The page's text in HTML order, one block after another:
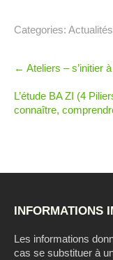
Categories: Actualités
Post
navigation
← Ateliers – s’initier
L’étude BA ZI (4
connaître,
INFORMATIONS
Les informations
cas se substituer à